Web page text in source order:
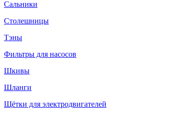
Сальники
Столешницы
Тэны
Фильтры для насосов
Шкивы
Шланги
Щётки для электродвигателей